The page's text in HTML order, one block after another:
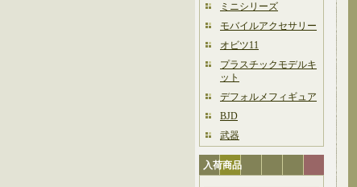
ミニシリーズ
モバイルアクセサリー
オビツ11
プラスチックモデルキ
ット
デフォルメフィギュア
BJD
武器
入荷商品